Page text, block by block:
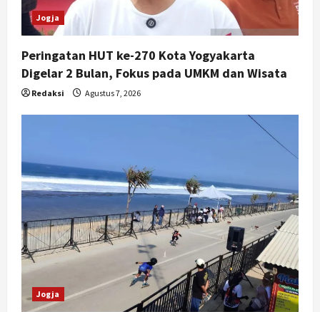
Jogja
Peringatan HUT ke-270 Kota Yogyakarta
Digelar 2 Bulan, Fokus pada UMKM dan Wisata
Redaksi Agustus 7, 2026
Jogja